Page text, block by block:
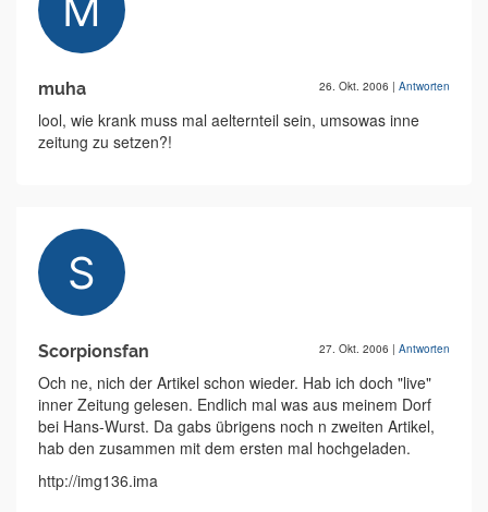
muha 26. Okt. 2006 | Antworten
lool, wie krank muss mal aelternteil sein, umsowas inne
zeitung zu setzen?!
Scorpionsfan 27. Okt. 2006 | Antworten
Och ne, nich der Artikel schon wieder. Hab ich doch "live"
inner Zeitung gelesen. Endlich mal was aus meinem Dorf
bei Hans-Wurst. Da gabs übrigens noch n zweiten Artikel,
hab den zusammen mit dem ersten mal hochgeladen.
http://img136.ima